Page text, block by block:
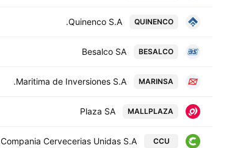
QUINENCO
Quinenco S.A.
BESALCO
Besalco SA
MARINSA
Maritima de Inversiones S.A.
MALLPLAZA
Plaza SA
CCU
Compania Cervecerias Unidas S.A.